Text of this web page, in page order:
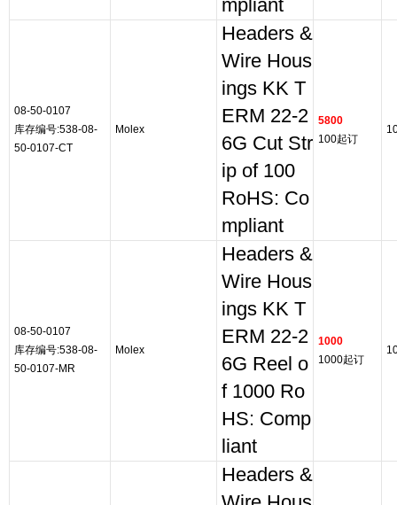
mpliant
08-50-0107
库存编号:538-08-
50-0107-CT
Molex
Headers &
Wire Hous
ings KK T
ERM 22-2
6G Cut Str
ip of 100
RoHS: Co
mpliant
5800
100起订
08-50-0107
库存编号:538-08-
50-0107-MR
Molex
Headers &
Wire Hous
ings KK T
ERM 22-2
6G Reel o
f 1000 Ro
HS: Comp
liant
1000
1000起订
Headers &